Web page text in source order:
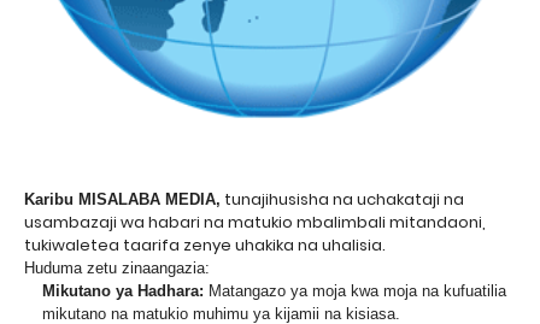
Karibu MISALABA MEDIA, tunajihusisha na uchakataji na
usambazaji wa habari na matukio mbalimbali mitandaoni,
tukiwaletea taarifa zenye uhakika na uhalisia.
Huduma zetu zinaangazia:
Mikutano ya Hadhara: Matangazo ya moja kwa moja na kufuatilia
mikutano na matukio muhimu ya kijamii na kisiasa.